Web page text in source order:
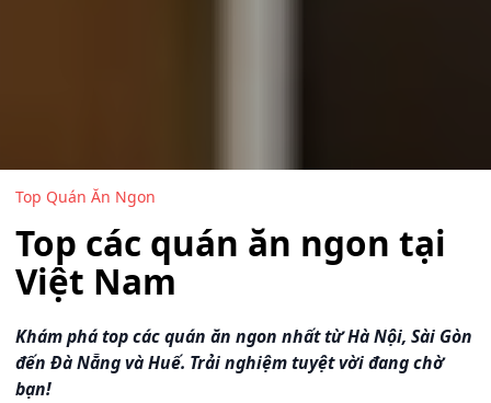
Top Quán Ăn Ngon
Top các quán ăn ngon tại
Việt Nam
Khám phá top các quán ăn ngon nhất từ Hà Nội, Sài Gòn
đến Đà Nẵng và Huế. Trải nghiệm tuyệt vời đang chờ
bạn!